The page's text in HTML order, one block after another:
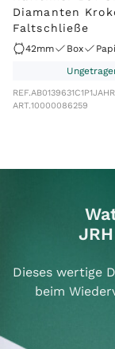
Diamanten
Faltschließe
42mm Box
REF.AB0139631C1P1
ART.10000086259
Dieses wertige
beim